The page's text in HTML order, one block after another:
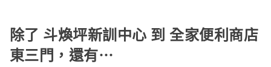
看板、床墊、折疊單車、家電等，在乘客人數不多的情
況下，可以將後座倒放來騰出置物空間。基本上只要不
遮住司機視線、不會破壞車體、不影響行車安全，會讓
除了 斗煥坪新訓中心 到 全家便利商店
東三門，還有⋯